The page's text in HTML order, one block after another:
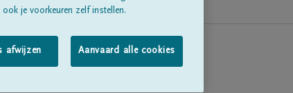
je voorkeuren zelf instellen.
afwijzen Aanvaard alle cookies